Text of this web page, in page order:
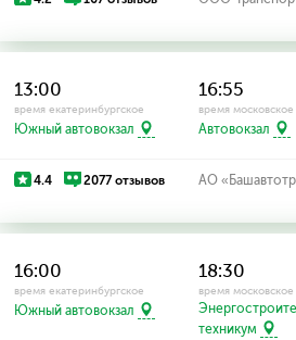
13:00
время екатеринбургское
Южный автовокзал
16:55
время московское
Автовокзал
4.4 2077 отзывов АО
16:00
время екатеринбургское
Южный автовокзал
18:30
время московское
техникум